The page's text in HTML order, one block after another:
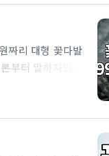
방문하면 가장 많
짜리 대형 꽃다발
부터 말하자면,
니다'라는 점입
면 5만 원에서 20
행이라 3~5만 원